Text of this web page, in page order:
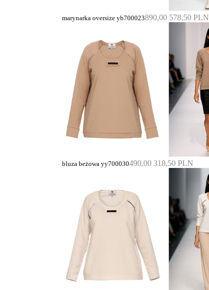
marynarka oversize yb700023890,00 578,50 PLN
bluza beżowa yy700030490,00 318,50 PLN